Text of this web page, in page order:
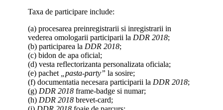
Taxa de participare include:
(a) procesarea preinregistrarii si inregistrarii in
vederea omologarii participarii la DDR 2018;
(b) participarea la DDR 2018;
(c) bidon de apa oficial;
(d) vesta reflectorizanta personalizata oficiala;
(e) pachet
„pasta-party” la sosire;
(f) documentatia necesara participarii la DDR 2018;
(g) DDR 2018 frame-badge si numar;
(h) DDR 2018 brevet-card;